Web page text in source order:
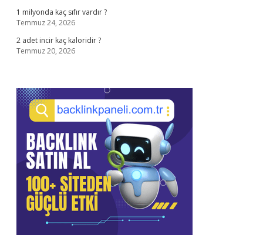
1 milyonda kaç sıfır vardır ?
Temmuz 24, 2026
2 adet incir kaç kaloridir ?
Temmuz 20, 2026